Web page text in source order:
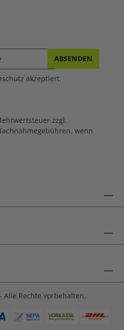
ABSENDEN
akzeptiert.
zzgl.
wenn
Alle Rechte vorbehalten.